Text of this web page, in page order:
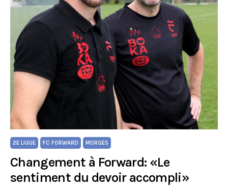
2E LIGUE FC FORWARD MORGES
Changement à Forward: «Le
sentiment du devoir accompli»